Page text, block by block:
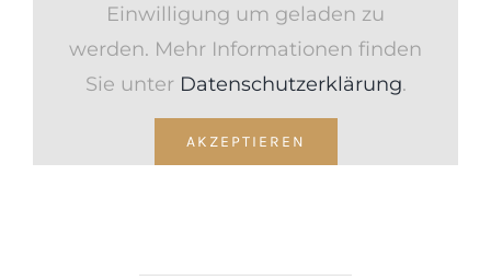
Einwilligung um geladen zu
werden. Mehr Informationen finden
Sie unter Datenschutzerklärung.
AKZEPTIEREN